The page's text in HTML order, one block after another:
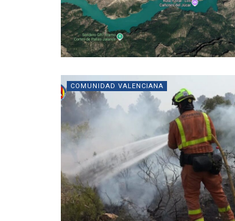
COMUNIDAD VALENCIANA